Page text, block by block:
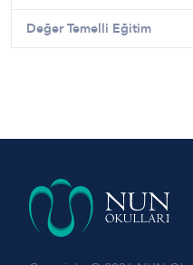
Değer Temelli Eğitim